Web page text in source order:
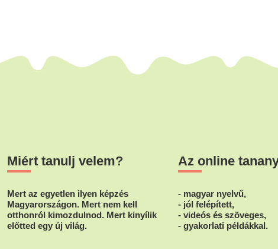
Miért tanulj velem?
Mert az egyetlen ilyen képzés
Magyarországon. Mert nem kell
otthonról kimozdulnod. Mert kinyílik
előtted egy új világ.
Az online
- magyar nyelvű,
- jól felépített,
- videós és szöveges,
- gyakorlati példákkal.